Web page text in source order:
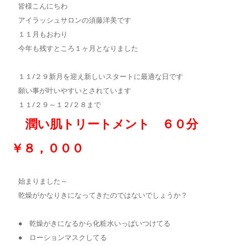
皆様こんにちわ
アイラッシュサロンの須藤洋美です
１１月もおわり
今年も残すところ１ヶ月となりました
１１/２９新月を迎え新しいスタートに最適な日です
願い事が叶いやすいとされています
１１/２９～１２/２８まで
潤い肌トリートメント ６０分
￥８，０００
始まりました～
乾燥がかなりきになってきたのではないでしょうか？
● 乾燥がきになるから化粧水いっぱいつけてる
● ローションマスクしてる